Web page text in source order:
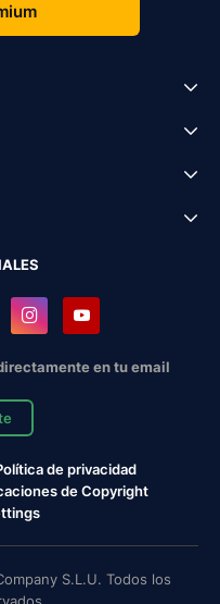
en tu email
de privacidad
de Copyright
S.L.U. Todos los